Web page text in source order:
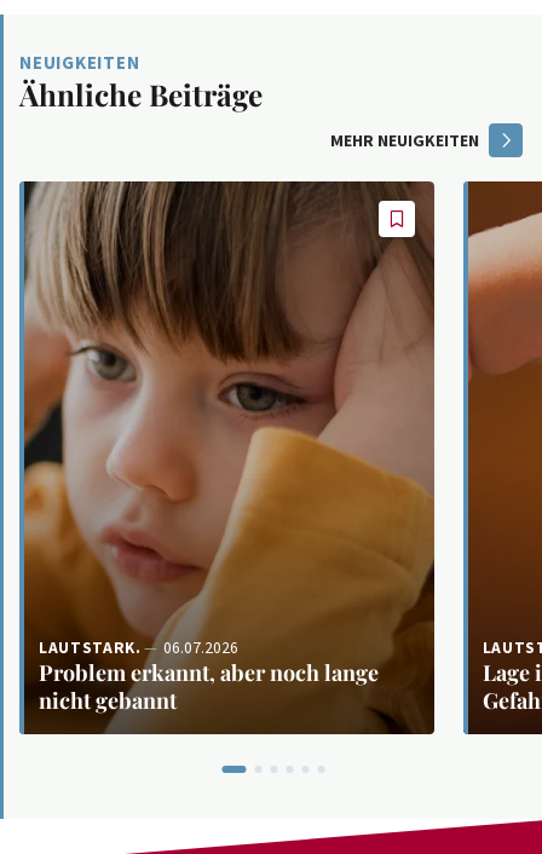
NEUIGKEITEN
Ähnliche Beiträge
MEHR NEUIGKEITEN
LAUTSTARK. 06.07.2026
Problem erkannt, aber noch lange
nicht gebannt
Lage